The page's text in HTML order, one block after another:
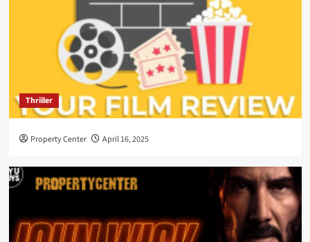
Thriller
Property Center April 16, 2025